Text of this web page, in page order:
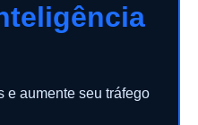
e aumente seu tráfego